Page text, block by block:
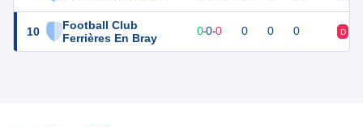
10
Football Club
Ferrières En Bray
0-0-0 0 0 0 D